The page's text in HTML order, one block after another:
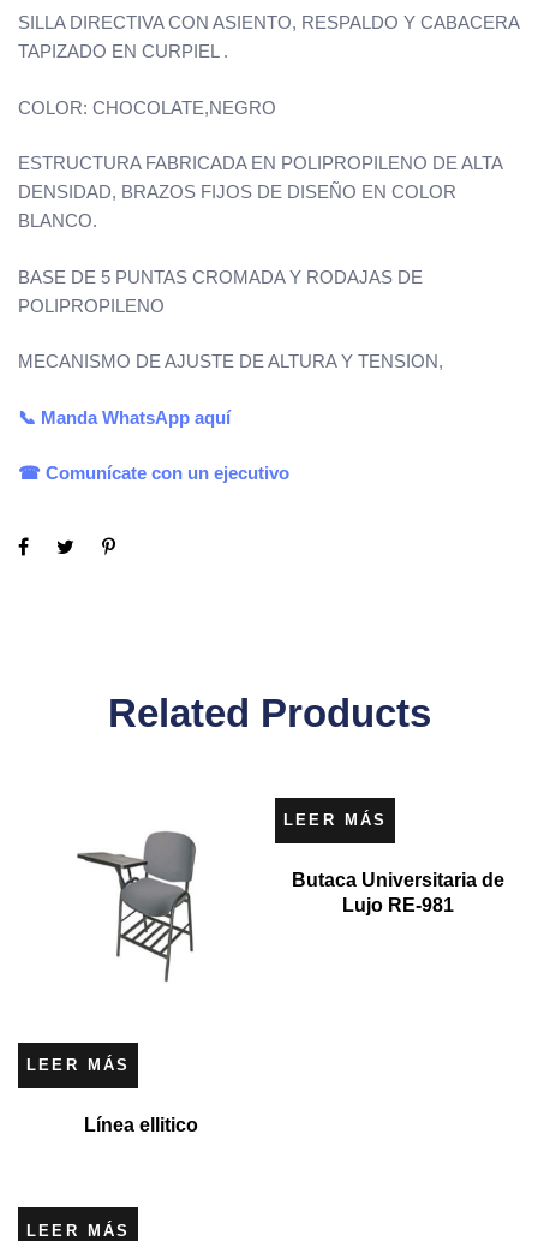
SILLA DIRECTIVA CON ASIENTO, RESPALDO Y CABACERA
TAPIZADO EN CURPIEL .
COLOR: CHOCOLATE,NEGRO
ESTRUCTURA FABRICADA EN POLIPROPILENO DE ALTA
DENSIDAD, BRAZOS FIJOS DE DISEÑO EN COLOR
BLANCO.
BASE DE 5 PUNTAS CROMADA Y RODAJAS DE
POLIPROPILENO
MECANISMO DE AJUSTE DE ALTURA Y TENSION,
📞 MandaWhatsApp aquí
☎ Comunícate con un ejecutivo
Related Products
LEER MÁS
Línea ellitico
LEER MÁS
Butaca Universitaria de
Lujo RE-981
LEER MÁS